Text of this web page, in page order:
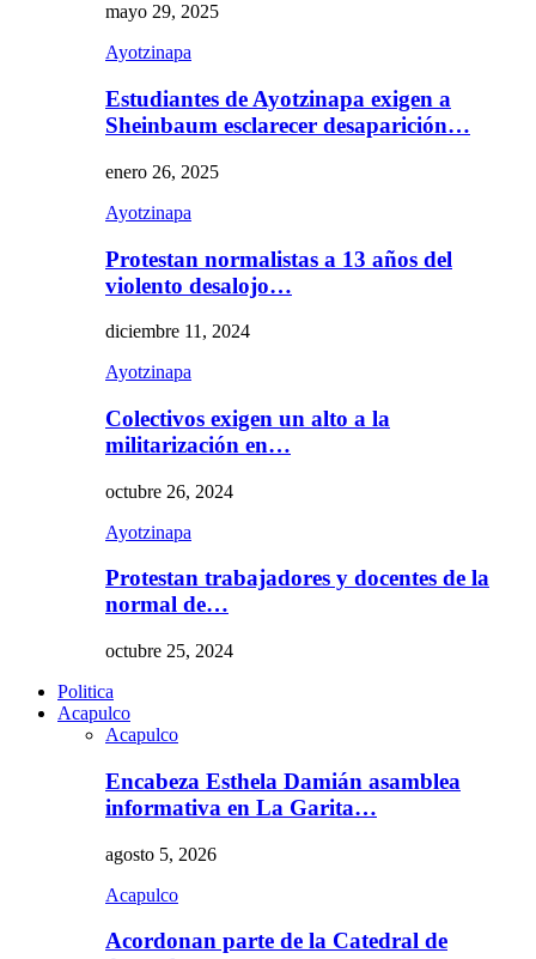
mayo 29, 2025
Ayotzinapa
Estudiantes de Ayotzinapa exigen a
Sheinbaum esclarecer desaparición…
enero 26, 2025
Ayotzinapa
Protestan normalistas a 13 años del
violento desalojo…
diciembre 11, 2024
Ayotzinapa
Colectivos exigen un alto a la
militarización en…
octubre 26, 2024
Ayotzinapa
Protestan trabajadores y docentes de la
normal de…
octubre 25, 2024
Politica
Acapulco
Acapulco
Encabeza Esthela Damián asamblea
informativa en La Garita…
agosto 5, 2026
Acapulco
Acordonan parte de la Catedral de